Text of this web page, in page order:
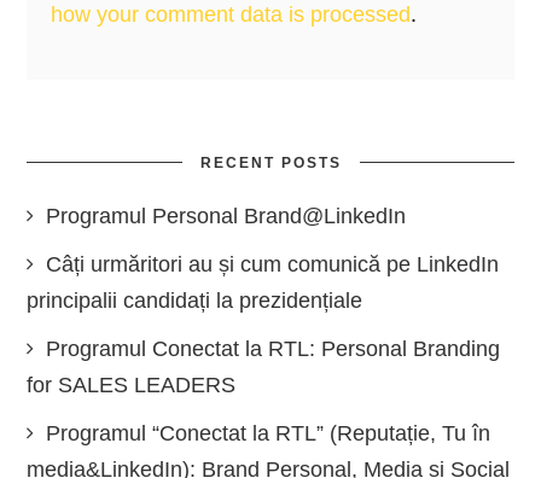
how your comment data is processed.
RECENT POSTS
Programul Personal Brand@LinkedIn
Câți urmăritori au și cum comunică pe LinkedIn
principalii candidați la prezidențiale
Programul Conectat la RTL: Personal Branding
for SALES LEADERS
Programul “Conectat la RTL” (Reputație, Tu în
media&LinkedIn): Brand Personal, Media și Social